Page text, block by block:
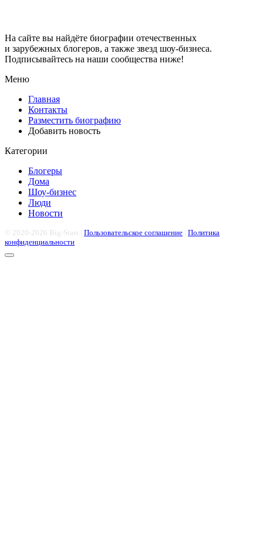
На сайте вы найдёте биографии отечественных
и зарубежных блогеров, а также звезд шоу-бизнеса.
Подписывайтесь на наши сообщества ниже!
Меню
Главная
Контакты
Разместить биографию
Добавить новость
Категории
Блогеры
Дома
Шоу-бизнес
Люди
Новости
© 2020-2026 Big-Stars | Пользовательское соглашение Политика
конфиденциальности